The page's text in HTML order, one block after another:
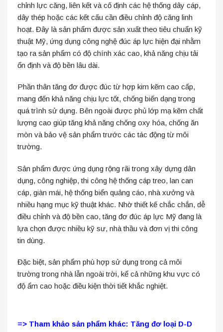
chỉnh lực căng, liên kết và cố định các hệ thống dây cáp,
dây thép hoặc các kết cấu cần điều chỉnh độ căng linh
hoạt. Đây là sản phẩm được sản xuất theo tiêu chuẩn kỹ
thuật Mỹ, ứng dụng công nghệ đúc áp lực hiện đại nhằm
tạo ra sản phẩm có độ chính xác cao, khả năng chịu tải
ổn định và độ bền lâu dài.
Phần thân tăng đơ được đúc từ hợp kim kẽm cao cấp,
mang đến khả năng chịu lực tốt, chống biến dạng trong
quá trình sử dụng. Bên ngoài được phủ lớp mạ kẽm chất
lượng cao giúp tăng khả năng chống oxy hóa, chống ăn
mòn và bảo vệ sản phẩm trước các tác động từ môi
trường.
Sản phẩm được ứng dụng rộng rãi trong xây dựng dân
dụng, công nghiệp, thi công hệ thống cáp treo, lan can
cáp, giàn mái, hệ thống biển quảng cáo, nhà xưởng và
nhiều hạng mục kỹ thuật khác. Nhờ thiết kế chắc chắn, dễ
điều chỉnh và độ bền cao, tăng đơ đúc áp lực Mỹ đang là
lựa chọn được nhiều kỹ sư, nhà thầu và đơn vị thi công
tin dùng.
Đặc biệt, sản phẩm phù hợp sử dụng trong cả môi
trường trong nhà lẫn ngoài trời, kể cả những khu vực có
độ ẩm cao hoặc điều kiện thời tiết khắc nghiệt.
=> Tham khảo sản phẩm khác: Tăng đơ loại D-D